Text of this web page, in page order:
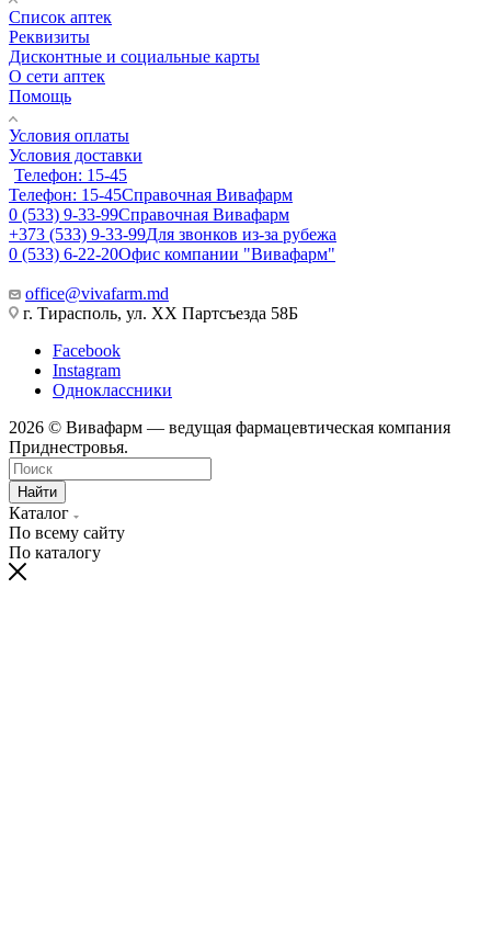
Список аптек
Реквизиты
Дисконтные и социальные карты
О сети аптек
Помощь
Условия оплаты
Условия доставки
Телефон: 15-45
Телефон: 15-45Справочная Вивафарм
0 (533) 9-33-99Справочная Вивафарм
+373 (533) 9-33-99Для звонков из-за рубежа
0 (533) 6-22-20Офис компании "Вивафарм"
office@vivafarm.md
г. Тирасполь, ул. ХХ Партсъезда 58Б
Facebook
Instagram
Одноклассники
2026 © Вивафарм — ведущая фармацевтическая компания
Приднестровья.
Найти
Каталог
По всему сайту
По каталогу